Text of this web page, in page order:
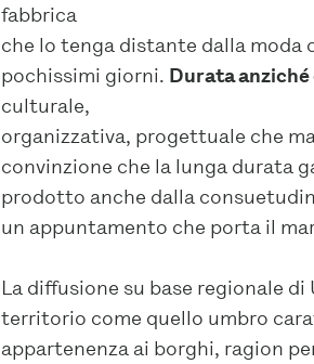
fabbrica
che lo tenga distante dalla moda
pochissimi giorni. Durata
culturale,
organizzativa, progettuale che
convinzione che la lunga durata
prodotto anche dalla
un appuntamento che porta il
La diffusione su base regionale
territorio come quello umbro
appartenenza ai borghi, ragion